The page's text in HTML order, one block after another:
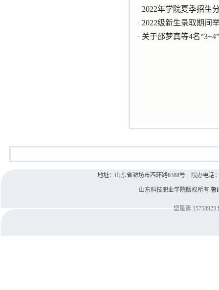
· 2022年学院夏季招生
· 2022级新生录取期间
· 关于邵梦真等4名
地址：山东省潍坊市西环路6388号 院办电话
山东科技职业学院版权所有 鲁
您是第 15753923